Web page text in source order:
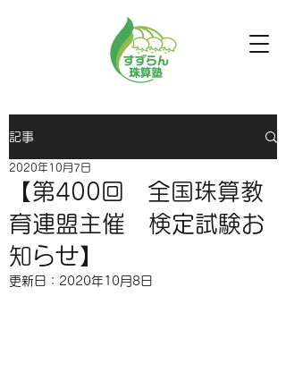
記事
【第400回 全国珠算教
育連盟主催 検定試験お
知らせ】
2020年10月7日
更新日： 2020年10月8日